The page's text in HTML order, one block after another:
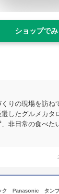
ショップで
りの現場を訪ね
したグルメカタ
非日常の食べた
ク Panasonic タン